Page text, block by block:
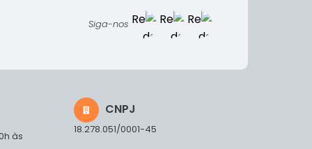
Siga-nos
às
CNPJ
18.278.051/0001-45